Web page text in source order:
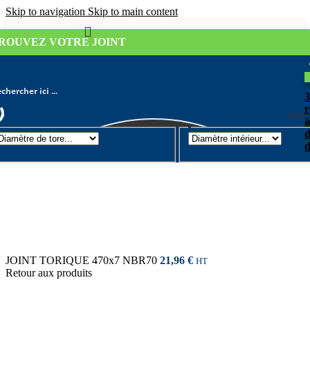
Skip to navigation Skip to main content
VOTRE JOINT
Joint torique/ Diamètre de tore 7mm
JOINT TORIQUE 470x7 NBR70 21,96 € HT
Retour aux produits